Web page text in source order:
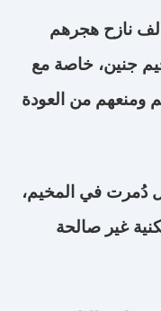
ويتفاقم الوضع الإنساني لنحو 21 ألف نازح هجرهم
جنين، خاصة مع
ومنعهم من العودة
إلى أن 600 منزل دُمرت في المخيم،
3000 وحدة سكنية غير صالحة